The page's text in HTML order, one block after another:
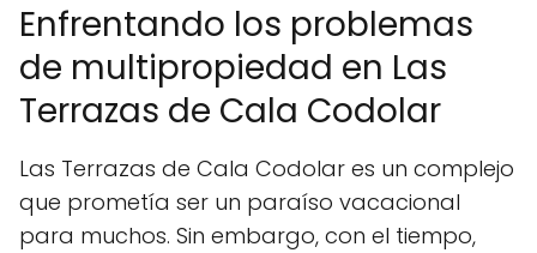
Enfrentando los problemas
de multipropiedad en Las
Terrazas de Cala Codolar
Las Terrazas de Cala Codolar es un complejo
que prometía ser un paraíso vacacional
para muchos. Sin embargo, con el tiempo,